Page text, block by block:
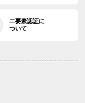
二要素認証に
ついて